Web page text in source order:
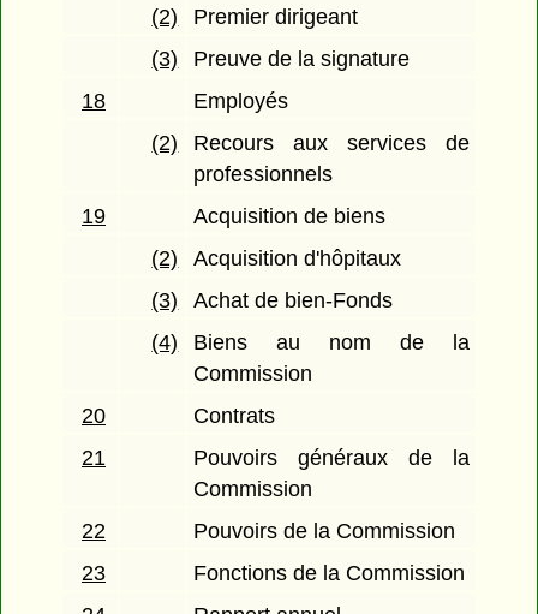
(2)
Premier dirigeant
(3)
Preuve de la signature
18
Employés
(2)
Recours aux services de
professionnels
19
Acquisition de biens
(2)
Acquisition d'hôpitaux
(3)
Achat de bien-Fonds
(4)
Biens au nom de la
Commission
20
Contrats
21
Pouvoirs généraux de la
Commission
22
Pouvoirs de la Commission
23
Fonctions de la Commission